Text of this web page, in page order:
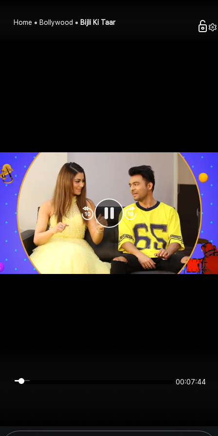
Home Bollywood Bijli Ki Taar
00:07:44